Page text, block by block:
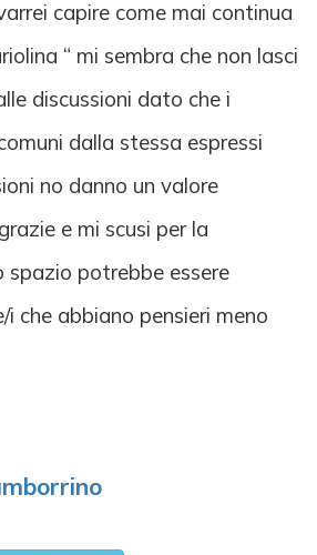
capire come mai continua
“ mi sembra che non lasci
discussioni dato che i
dalla stessa espressi
no danno un valore
e mi scusi per la
potrebbe essere
che abbiano pensieri meno